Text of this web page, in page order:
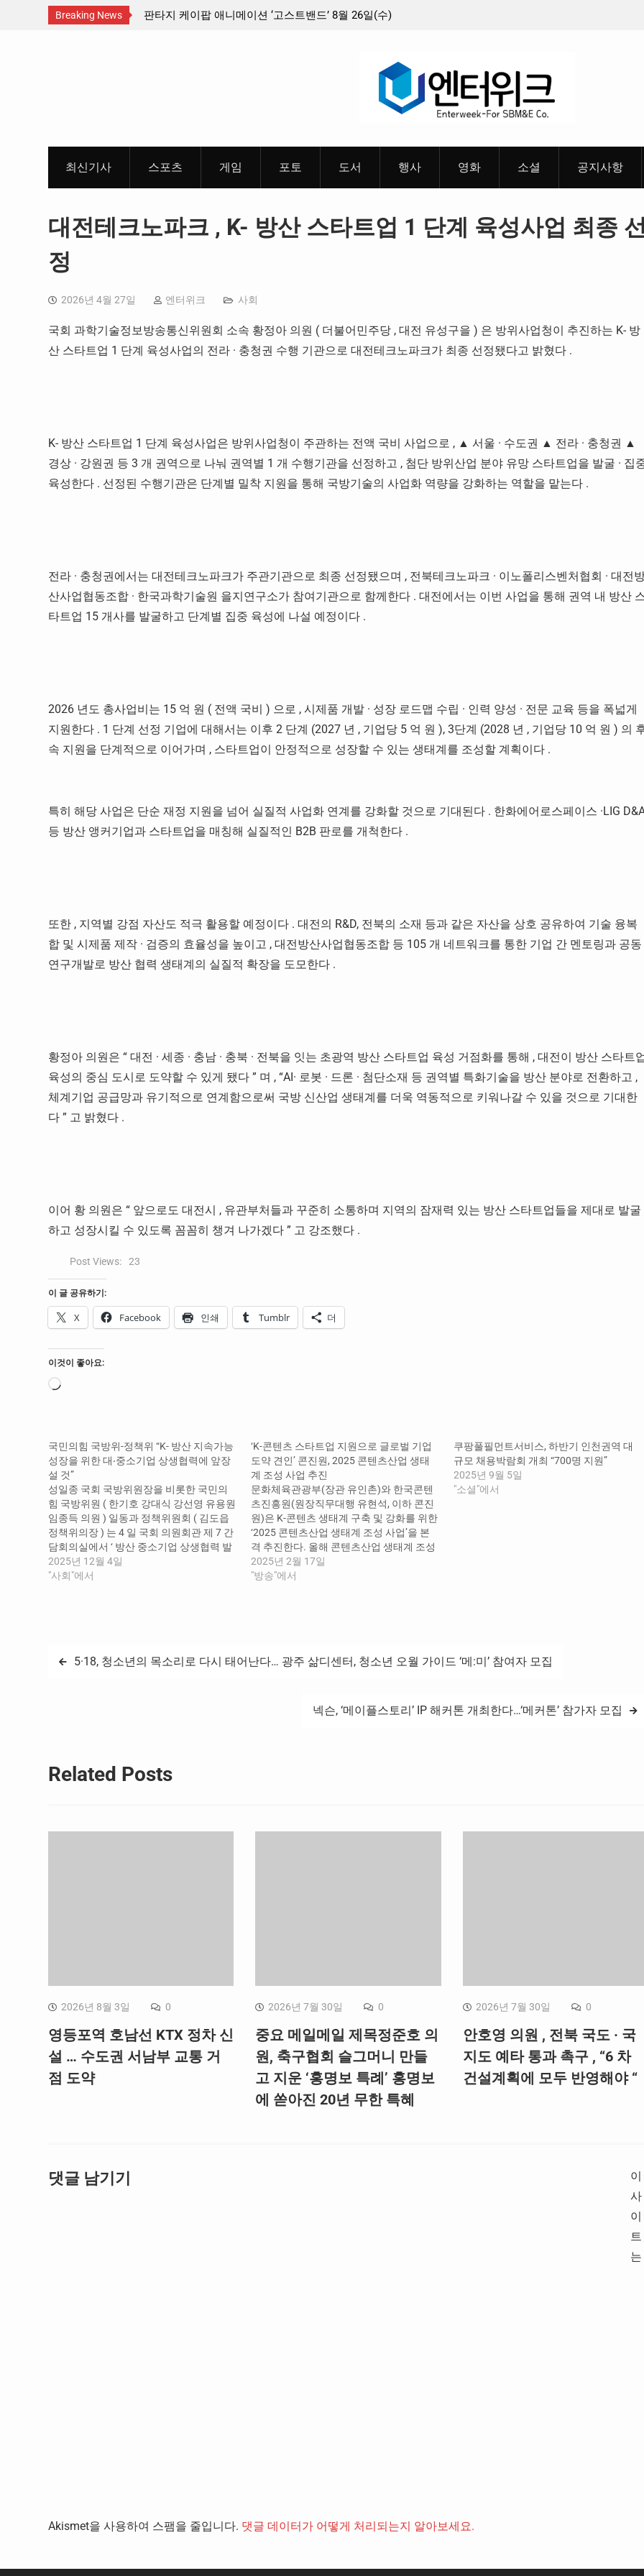
Breaking News
넥트페스티벌 출품 인디
판타지 케이팝 애니메이션 ‘고스트밴드’ 8월 26일(수)
최신기사 스포츠 게임 포토 도서 행사 영화 소셜 공지사항
대전테크노파크 , K- 방산 스타트업 1 단계 육성사업 최종
정
2026년 4월 27일 엔터위크 사회
국회 과학기술정보방송통신위원회 소속 황정아 의원 ( 더불어민주당 , 대전 유성구을 ) 은 방위사업청이 추진하는 K- 방
산 스타트업 1 단계 육성사업의 전라 · 충청권 수행 기관으로 대전테크노파크가 최종 선정됐다고 밝혔다 .
K- 방산 스타트업 1 단계 육성사업은 방위사업청이 주관하는 전액 국비 사업으로 , ▲ 서울 · 수도권 ▲ 전라 · 충청권 ▲
경상 · 강원권 등 3 개 권역으로 나눠 권역별 1 개 수행기관을 선정하고 , 첨단 방위산업 분야 유망 스타트업을 발굴 · 집
육성한다 . 선정된 수행기관은 단계별 밀착 지원을 통해 국방기술의 사업화 역량을 강화하는 역할을 맡는다 .
전라 · 충청권에서는 대전테크노파크가 주관기관으로 최종 선정됐으며 , 전북테크노파크 · 이노폴리스벤처협회 · 대전
산사업협동조합 · 한국과학기술원 을지연구소가 참여기관으로 함께한다 . 대전에서는 이번 사업을 통해 권역 내 방산
타트업 15 개사를 발굴하고 단계별 집중 육성에 나설 예정이다 .
2026 년도 총사업비는 15 억 원 ( 전액 국비 ) 으로 , 시제품 개발 · 성장 로드맵 수립 · 인력 양성 · 전문 교육 등을 폭넓게
지원한다 . 1 단계 선정 기업에 대해서는 이후 2 단계 (2027 년 , 기업당 5 억 원 ), 3단계 (2028 년 , 기업당 10 억 원 ) 의
속 지원을 단계적으로 이어가며 , 스타트업이 안정적으로 성장할 수 있는 생태계를 조성할 계획이다 .
특히 해당 사업은 단순 재정 지원을 넘어 실질적 사업화 연계를 강화할 것으로 기대된다 . 한화에어로스페이스 ·LIG
등 방산 앵커기업과 스타트업을 매칭해 실질적인 B2B 판로를 개척한다 .
또한 , 지역별 강점 자산도 적극 활용할 예정이다 . 대전의 R&D, 전북의 소재 등과 같은 자산을 상호 공유하여 기술 융복
합 및 시제품 제작 · 검증의 효율성을 높이고 , 대전방산사업협동조합 등 105 개 네트워크를 통한 기업 간 멘토링과 공동
연구개발로 방산 협력 생태계의 실질적 확장을 도모한다 .
황정아 의원은 “ 대전 · 세종 · 충남 · 충북 · 전북을 잇는 초광역 방산 스타트업 육성 거점화를 통해 , 대전이 방산 스타트
육성의 중심 도시로 도약할 수 있게 됐다 ” 며 , “AI· 로봇 · 드론 · 첨단소재 등 권역별 특화기술을 방산 분야로 전환하고 ,
체계기업 공급망과 유기적으로 연계함으로써 국방 신산업 생태계를 더욱 역동적으로 키워나갈 수 있을 것으로 기대한
다 ” 고 밝혔다 .
이어 황 의원은 “ 앞으로도 대전시 , 유관부처들과 꾸준히 소통하며 지역의 잠재력 있는 방산 스타트업들을 제대로 발굴
하고 성장시킬 수 있도록 꼼꼼히 챙겨 나가겠다 ” 고 강조했다 .
Post Views: 23
이 글 공유하기:
X Facebook 인쇄 Tumblr 더
이것이 좋아요:
로
국민의힘 국방위-정책위 “K- 방산 지속가능
성장을 위한 대‧중소기업 상생협력에 앞장
설 것”
성일종 국회 국방위원장을 비롯한 국민의
힘 국방위원 ( 한기호 강대식 강선영 유용원
임종득 의원 ) 일동과 정책위원회 ( 김도읍
정책위의장 ) 는 4 일 국회 의원회관 제 7 간
담회의실에서 ‘ 방산 중소기업 상생협력 발
전 간담회 ’ 를 열고 K- 방산 대 ‧ 중소기업 간
상생을 위한 논의에 본격적인 시동을 걸었
2025년 12월 4일
"사회"에서
‘K-콘텐츠 스타트업 지원으로 글로벌 기업
도약 견인’ 콘진원, 2025 콘텐츠산업 생태
계 조성 사업 추진
문화체육관광부(장관 유인촌)와 한국콘텐
츠진흥원(원장직무대행 유현석, 이하 콘진
원)은 K-콘텐츠 생태계 구축 및 강화를 위한
‘2025 콘텐츠산업 생태계 조성 사업’을 본
격 추진한다. 올해 콘텐츠산업 생태계 조성
사업은 총 215억 원 규모로, ▲콘텐츠 스타
트업 지원(사업화 지원) ▲글로벌 진출 지
2025년 2월 17일
"방송"에서
쿠팡풀필먼트서비스, 하반기 인천권역 대
규모 채용박람회 개최 “700명 지원”
2025년 9월 5일
"소셜"에서
글 5·18, 청소년의 목소리로 다시 태어난다… 광주 삶디센터, 청소년 오월 가이드 ‘메:미’ 참여자 모집
넥슨, ‘메이플스토리’ IP 해커톤 개최한다…‘메커톤’ 참가자 모집
Related Posts
2026년 8월 3일 0
영등포역 호남선 KTX 정차 신
설 … 수도권 서남부 교통 거
점 도약
2026년 7월 30일 0
중요 메일메일 제목정준호 의
원, 축구협회 슬그머니 만들
고 지운 ‘홍명보 특례’ 홍명보
에 쏟아진 20년 무한 특혜
2026년 7월 30일 0
안호영 의원 , 전북 국도 · 국
지도 예타 통과 촉구 , “6 차
건설계획에 모두 반영해야 “
댓글 남기기
이
사
이
트
는
Akismet을 사용하여 스팸을 줄입니다. 댓글 데이터가 어떻게 처리되는지 알아보세요.